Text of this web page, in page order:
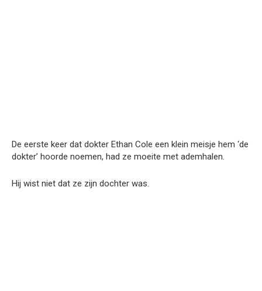
De eerste keer dat dokter Ethan Cole een klein meisje hem ‘de
dokter’ hoorde noemen, had ze moeite met ademhalen.
Hij wist niet dat ze zijn dochter was.